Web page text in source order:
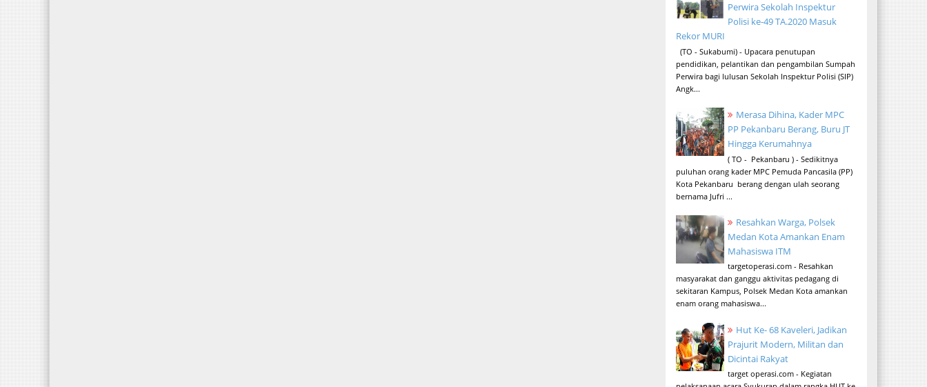
Perwira Sekolah Inspektur
Polisi ke-49 TA.2020 Masuk
Rekor MURI
(TO - Sukabumi) - Upacara penutupan
pendidikan, pelantikan dan pengambilan Sumpah
Perwira bagi lulusan Sekolah Inspektur Polisi (SIP)
Angk...
Merasa Dihina, Kader MPC
PP Pekanbaru Berang, Buru JT
Hingga Kerumahnya
( TO - Pekanbaru ) - Sedikitnya
puluhan orang kader MPC Pemuda Pancasila (PP)
Kota Pekanbaru berang dengan ulah seorang
bernama Jufri ...
Resahkan Warga, Polsek
Medan Kota Amankan Enam
Mahasiswa ITM
targetoperasi.com - Resahkan
masyarakat dan ganggu aktivitas pedagang di
sekitaran Kampus, Polsek Medan Kota amankan
enam orang mahasiswa...
Hut Ke- 68 Kaveleri, Jadikan
Prajurit Modern, Militan dan
Dicintai Rakyat
target operasi.com - Kegiatan